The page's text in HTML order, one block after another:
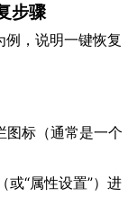
步骤
，说明一键恢复
图标（通常是一个
（或“属性设置”）进